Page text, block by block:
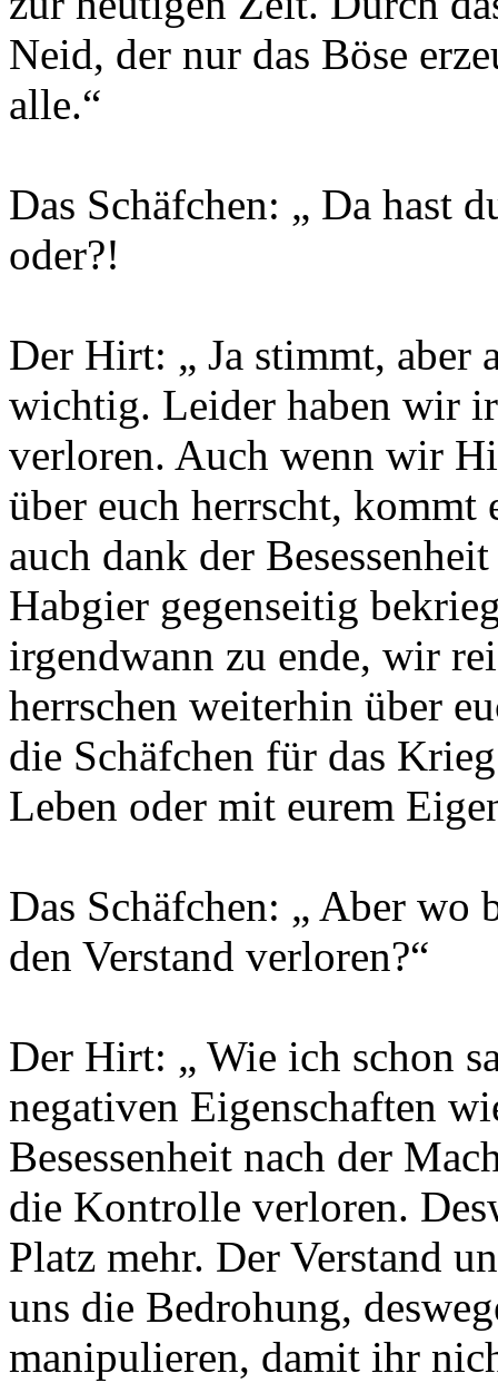
Neid, der nur das Böse
alle.“
Das Schäfchen: „ Da hast
oder?!
Der Hirt: „ Ja stimmt, aber
wichtig. Leider haben wir
verloren. Auch wenn wir
über euch herrscht, kommt
auch dank der
Habgier gegenseitig
irgendwann zu ende, wir
herrschen weiterhin über
die Schäfchen für das
Leben oder mit eurem
Das Schäfchen: „ Aber
den Verstand verloren?“
Der Hirt: „ Wie ich schon
negativen Eigenschaften
Besessenheit nach der
die Kontrolle verloren.
Platz mehr. Der Verstand
uns die Bedrohung,
manipulieren, damit ihr